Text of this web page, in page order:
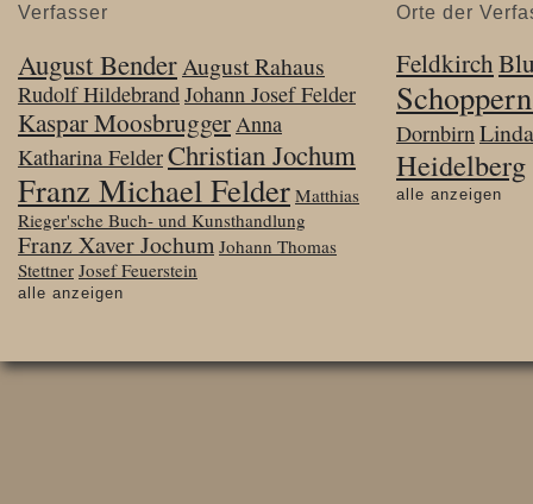
Verfasser
August BenderAugust Rahaus
Rudolf HildebrandJohann Josef Felder
Kaspar Moosbrugger Anna
Katharina FelderChristian Jochum
Franz Michael Felder Matthias
Rieger'sche Buch- und Kunsthandlung
Franz Xaver Jochum Johann Thomas
Stettner Josef Feuerstein
alle anzeigen
Orte der
Feldkirch
Dornbirn
Heidelberg
alle anzeigen